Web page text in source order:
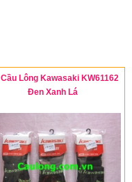
Lông Kawasaki KW61162
Đen Xanh Lá